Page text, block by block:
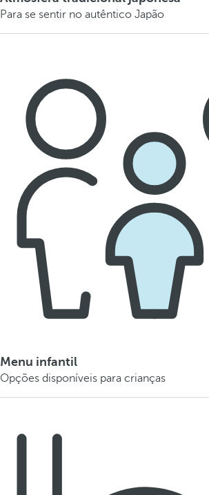
Para se sentir no autêntico Japão
Menu infantil
Opções disponíveis para crianças